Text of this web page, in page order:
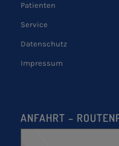
Patienten
Service
Datenschutz
Impressum
ANFAHRT –